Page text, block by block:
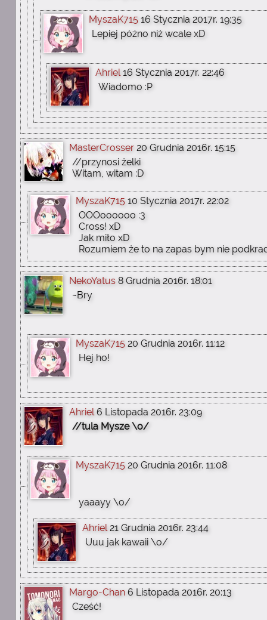
MyszaK715 16 Stycznia 2017r. 19:35
Lepiej późno niż wcale xD
Ahriel 16 Stycznia 2017r. 22:46
Wiadomo :P
MasterCrosser 20 Grudnia 2016r. 15:15
//przynosi żelki
Witam, witam :D
MyszaK715 10 Stycznia 2017r. 22:02
OOOoooooo :3
Cross! xD
Jak miło xD
Rozumiem że to na zapas bym nie
NekoYatus 8 Grudnia 2016r. 18:01
~Bry
MyszaK715 20 Grudnia 2016r. 11:12
Hej ho!
Ahriel 6 Listopada 2016r. 23:09
//tula Mysze \o/
MyszaK715 20 Grudnia 2016r. 11:08
yaaayy \o/
Ahriel 21 Grudnia 2016r. 23:44
Uuu jak kawaii \o/
Margo-Chan 6 Listopada 2016r. 20:13
Cześć!